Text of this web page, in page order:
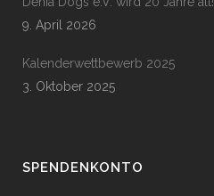
9. April 2026
Kalenderwettbewerb 2025
3. Oktober 2025
SPENDENKONTO